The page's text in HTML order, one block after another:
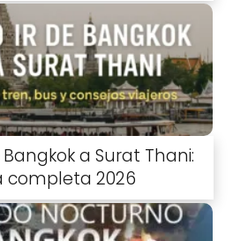
a Surat Thani:
completa 2026